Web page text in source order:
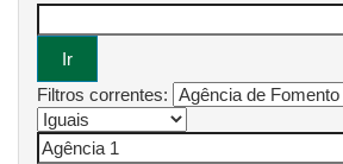
Filtros correntes: